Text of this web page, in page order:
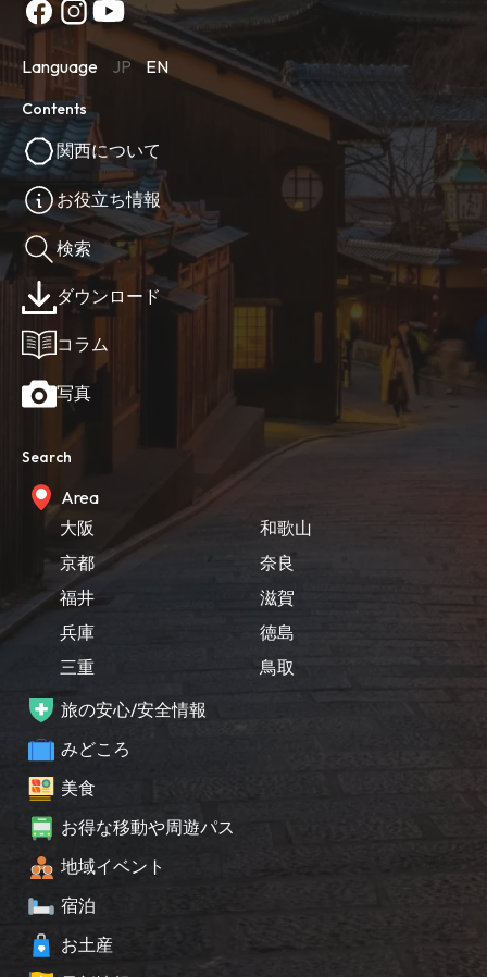
Language JP EN
Contents
関西について
お役立ち情報
検索
ダウンロード
コラム
写真
Search
Area
大阪
京都
福井
兵庫
三重
和歌山
奈良
滋賀
徳島
鳥取
旅の安心/安全情報
みどころ
美食
お得な移動や周遊パス
地域イベント
宿泊
お土産